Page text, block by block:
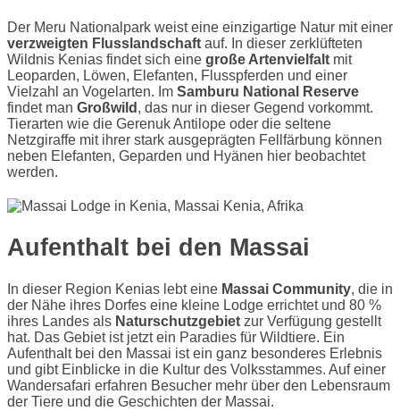
Der Meru Nationalpark weist eine einzigartige Natur mit einer
verzweigten Flusslandschaft auf. In dieser zerklüfteten
Wildnis Kenias findet sich eine große Artenvielfalt mit
Leoparden, Löwen, Elefanten, Flusspferden und einer
Vielzahl an Vogelarten. Im Samburu National Reserve
findet man Großwild , das nur in dieser Gegend vorkommt.
Tierarten wie die Gerenuk Antilope oder die seltene
Netzgiraffe mit ihrer stark ausgeprägten Fellfärbung können
neben Elefanten, Geparden und Hyänen hier beobachtet
werden.
Aufenthalt bei den Massai
In dieser Region Kenias lebt eine Massai Community, die in
der Nähe ihres Dorfes eine kleine Lodge errichtet und 80 %
ihres Landes als Naturschutzgebiet zur Verfügung gestellt
hat. Das Gebiet ist jetzt ein Paradies für Wildtiere. Ein
Aufenthalt bei den Massai ist ein ganz besonderes Erlebnis
und gibt Einblicke in die Kultur des Volksstammes. Auf einer
Wandersafari erfahren Besucher mehr über den Lebensraum
der Tiere und die Geschichten der Massai.